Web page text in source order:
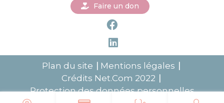
Faire un don
Plan du site
Mentions légales
Crédits Net.Com 2022
Protection des données personnelles